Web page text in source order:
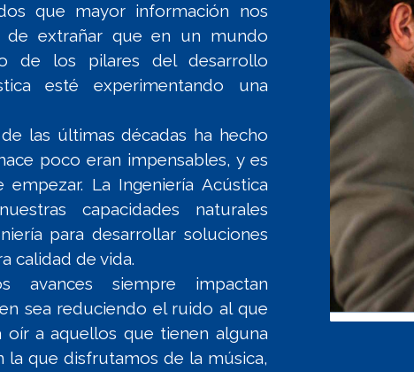
que mayor información nos
extrañar que en un mundo
de los pilares del desarrollo
esté experimentando una
las últimas décadas ha hecho
poco eran impensables, y es
La Ingeniería Acústica
capacidades naturales
para desarrollar soluciones
calidad de vida.
siempre impactan
sea reduciendo el ruido al que
a aquellos que tienen alguna
que disfrutamos de la música,